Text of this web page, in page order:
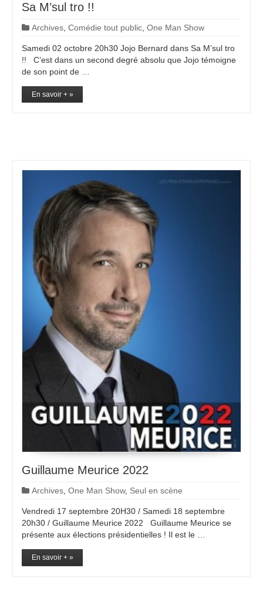
Sa M’sul tro !!
Archives ,Comédie tout public ,One Man Show
Samedi 02 octobre 20h30 Jojo Bernard dans Sa M’sul tro
!! C’est dans un second degré absolu que Jojo témoigne
de son point de …
En savoir + »
Guillaume Meurice 2022
Archives ,One Man Show, Seul en scène
Vendredi 17 septembre 20H30 / Samedi 18 septembre
20h30 / Guillaume Meurice 2022 Guillaume Meurice se
présente aux élections présidentielles ! Il est le …
En savoir + »